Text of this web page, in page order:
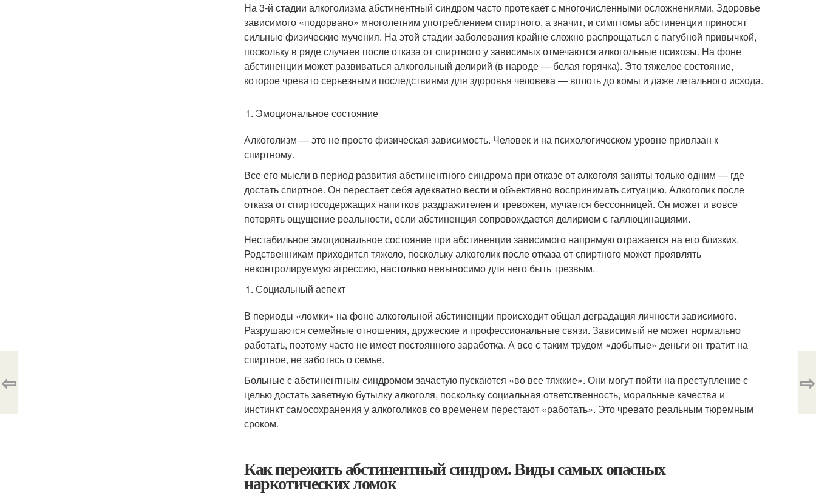
На 3-й стадии алкоголизма абстинентный синдром часто протекает с многочисленными осложнениями. Здоровье
зависимого «подорвано» многолетним употреблением спиртного, а значит, и симптомы абстиненции приносят
сильные физические мучения. На этой стадии заболевания крайне сложно распрощаться с пагубной привычкой,
поскольку в ряде случаев после отказа от спиртного у зависимых отмечаются алкогольные психозы. На фоне
абстиненции может развиваться алкогольный делирий (в народе — белая горячка). Это тяжелое состояние,
которое чревато серьезными последствиями для здоровья человека — вплоть до комы и даже летального исхода.
Эмоциональное состояние
Алкоголизм — это не просто физическая зависимость. Человек и на психологическом уровне привязан к
спиртному.
Все его мысли в период развития абстинентного синдрома при отказе от алкоголя заняты только одним — где
достать спиртное. Он перестает себя адекватно вести и объективно воспринимать ситуацию. Алкоголик после
отказа от спиртосодержащих напитков раздражителен и тревожен, мучается бессонницей. Он может и вовсе
потерять ощущение реальности, если абстиненция сопровождается делирием с галлюцинациями.
Нестабильное эмоциональное состояние при абстиненции зависимого напрямую отражается на его близких.
Родственникам приходится тяжело, поскольку алкоголик после отказа от спиртного может проявлять
неконтролируемую агрессию, настолько невыносимо для него быть трезвым.
Социальный аспект
В периоды «ломки» на фоне алкогольной абстиненции происходит общая деградация личности зависимого.
Разрушаются семейные отношения, дружеские и профессиональные связи. Зависимый не может нормально
работать, поэтому часто не имеет постоянного заработка. А все с таким трудом «добытые» деньги он тратит на
спиртное, не заботясь о семье.
Больные с абстинентным синдромом зачастую пускаются «во все тяжкие». Они могут пойти на преступление с
целью достать заветную бутылку алкоголя, поскольку социальная ответственность, моральные качества и
инстинкт самосохранения у алкоголиков со временем перестают «работать». Это чревато реальным тюремным
сроком.
Как пережить абстинентный синдром. Виды самых опасных
наркотических ломок
⇦ ⇨